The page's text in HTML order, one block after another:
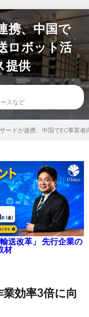
携、中国で
ロボット活
提供
スなど
ードが連携、中国でEC事業
送改革」 先行企業の
材